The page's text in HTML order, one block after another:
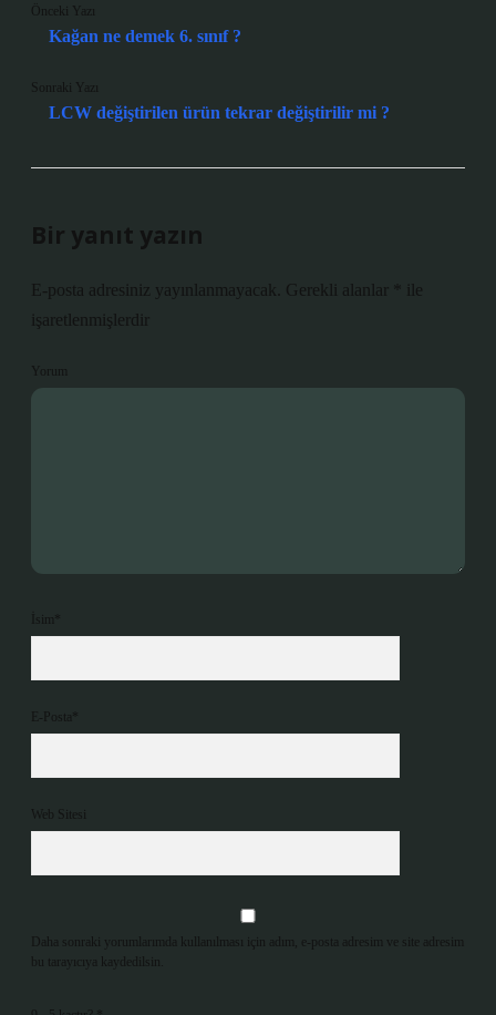
Önceki Yazı
Kağan ne demek 6. sınıf ?
Sonraki Yazı
LCW değiştirilen ürün tekrar değiştirilir mi ?
Bir yanıt yazın
E-posta adresiniz yayınlanmayacak. Gerekli alanlar
ile
işaretlenmişlerdir
Yorum
İsim*
E-Posta*
Web Sitesi
Daha sonraki yorumlarımda kullanılması için adım, e-posta adresim ve site adresim
bu tarayıcıya kaydedilsin.